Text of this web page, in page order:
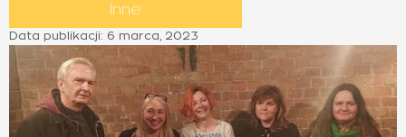
Inne
Data publikacji: 6 marca, 2023